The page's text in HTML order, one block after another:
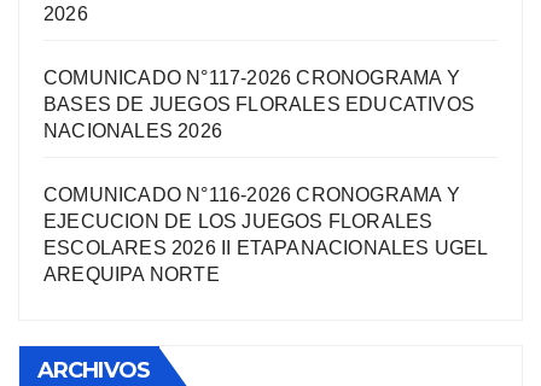
2026
COMUNICADO N°117-2026 CRONOGRAMA Y
BASES DE JUEGOS FLORALES EDUCATIVOS
NACIONALES 2026
COMUNICADO N°116-2026 CRONOGRAMA Y
EJECUCION DE LOS JUEGOS FLORALES
ESCOLARES 2026 II ETAPANACIONALES UGEL
AREQUIPA NORTЕ
ARCHIVOS